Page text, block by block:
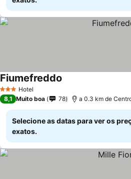
3 EstrelasHotel
Fiumefreddo
8,1 Muito boa 78 a 0.3 km de
Selecione as datas para ver os
exatos.